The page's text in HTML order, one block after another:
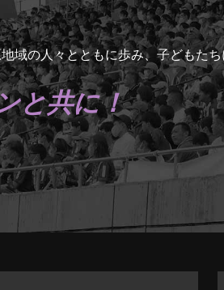
域の人々とともに歩み、子どもた
と共に！